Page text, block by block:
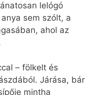
lelógó
sem szólt, a
ahol az
– fölkelt és
Járása, bár
mintha